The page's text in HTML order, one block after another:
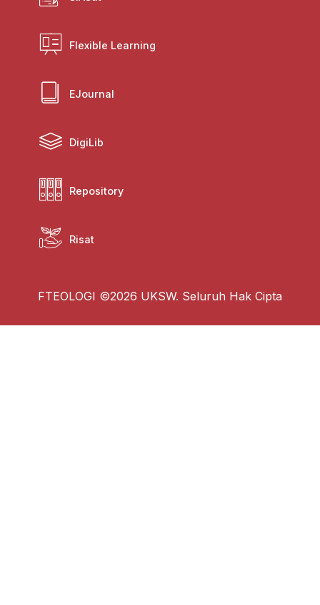
Flexible Learning
EJournal
DigiLib
Repository
Risat
FTEOLOGI ©2026 UKSW. Seluruh Hak Cipta